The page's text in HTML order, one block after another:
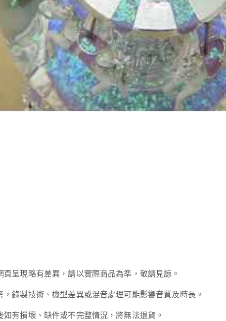
頁呈現略有差異，請以實際商品為準，敬請見諒。
，錄製技術、機型差異或混音處理可能影響音質及時長。
如有損壞、缺件或不完整情況，將無法退貨。